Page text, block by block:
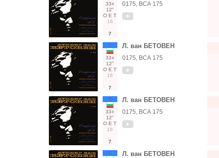
33○
12"
О Е Т
16
7
0175, ВСА 175
С
33○
12"
О Е Т
16
7
Л. ван БЕТОВЕН
0175, ВСА 175
С
33○
12"
О Е Т
16
7
Л. ван БЕТОВЕН
0175, ВСА 175
С Л. ван БЕТОВЕН